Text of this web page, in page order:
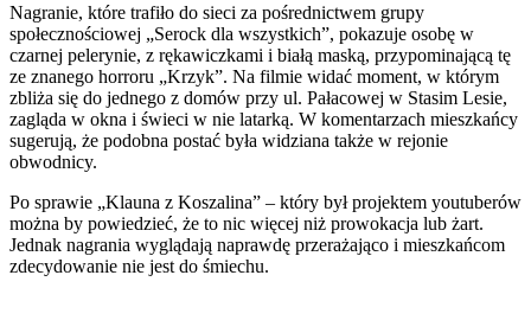
Nagranie, które trafiło do sieci za pośrednictwem grupy
społecznościowej „Serock dla wszystkich”, pokazuje osobę w
czarnej pelerynie, z rękawiczkami i białą maską, przypominającą tę
ze znanego horroru „Krzyk”. Na filmie widać moment, w którym
zbliża się do jednego z domów przy ul. Pałacowej w Stasim Lesie,
zagląda w okna i świeci w nie latarką. W komentarzach mieszkańcy
sugerują, że podobna postać była widziana także w rejonie
obwodnicy.
Po sprawie „Klauna z Koszalina” – który był projektem youtuberów
można by powiedzieć, że to nic więcej niż prowokacja lub żart.
Jednak nagrania wyglądają naprawdę przerażająco i mieszkańcom
zdecydowanie nie jest do śmiechu.